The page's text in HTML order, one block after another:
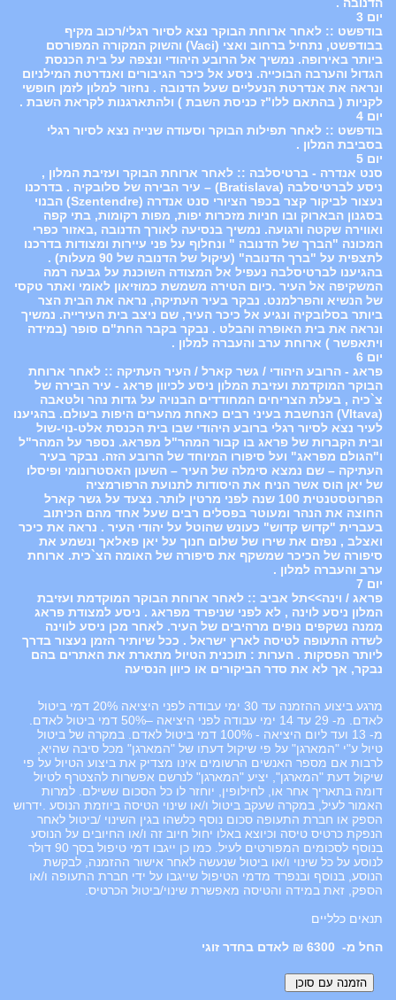
יום 3
בודפשט :: לאחר ארוחת הבוקר נצא לסיור רגלי/רכוב מקיף
בבודפשט, נתחיל ברחוב ואצי (Vaci) והשוק המקורה המפורסם
ביותר באירופה. נמשיך אל הרובע היהודי ונצפה על בית הכנסת
הגדול והערבה הבוכייה. ניסע אל כיכר הגיבורים ואנדרטת המילניום
ונראה את אנדרטת הנעליים שעל הדנובה . נחזור למלון לזמן חופשי
לקניות ( בהתאם ללו"ז כניסת השבת ) ולהתארגנות לקראת השבת .
יום 4
בודפשט :: לאחר תפילות הבוקר וסעודה שנייה נצא לסיור רגלי
בסביבת המלון .
יום 5
סנט אנדרה - ברטיסלבה :: לאחר ארוחת הבוקר ועזיבת המלון ,
ניסע לברטיסלבה (Bratislava) – עיר הבירה של סלובקיה . בדרכנו
נעצור לביקור קצר בכפר הציורי סנט אנדרה (Szentendre) הבנוי
בסגנון הבארוק ובו חניות מזכרות יפות, מפות רקומות, בתי קפה
ואווירה שקטה ורגועה. נמשיך בנסיעה לאורך הדנובה ,באזור כפרי
המכונה "הברך של הדנובה " ונחלוף על פני עיירות ומצודות בדרכנו
לתצפית על "ברך הדנובה" (עיקול של הדנובה של 90 מעלות) .
בהגיענו לברטיסלבה נעפיל אל המצודה השוכנת על גבעה רמה
המשקיפה אל העיר .כיום הטירה משמשת כמוזיאון לאומי ואתר טקסי
של הנשיא והפרלמנט. נבקר בעיר העתיקה, נראה את הבית הצר
ביותר בסלובקיה ונגיע אל כיכר העיר, שם ניצב בית העירייה. נמשיך
ונראה את בית האופרה והבלט . נבקר בקבר החת"ם סופר (במידה
ויתאפשר ) ארוחת ערב והעברה למלון .
יום 6
פראג - הרובע היהודי / גשר קארל / העיר העתיקה :: לאחר ארוחת
הבוקר המוקדמת ועזיבת המלון ניסע לכיוון פראג - עיר הבירה של
צ`כיה , בעלת הצריחים המחודדים הבנויה על גדות נהר ולטאבה
(Vltava) הנחשבת בעיני רבים כאחת מהערים היפות בעולם. בהגיענו
לעיר נצא לסיור רגלי ברובע היהודי שבו בית הכנסת אלט-נוי-שול
ובית הקברות של פראג בו קבור המהר"ל מפראג. נספר על המהר"ל
ו"הגולם מפראג" ועל סיפורו המיוחד של הרובע הזה. נבקר בעיר
העתיקה – שם נמצא סימלה של העיר – השעון האסטרונומי ופיסלו
של יאן הוס אשר הניח את היסודות לתנועת הרפורמציה
הפרוטסטנטית 100 שנה לפני מרטין לותר. נצעד על גשר קארל
החוצה את הנהר ומעוטר בפסלים רבים שעל אחד מהם הכיתוב
בעברית "קדוש קדוש" כעונש שהוטל על יהודי העיר . נראה את כיכר
ואצלב , נפזם את שירו של שלום חנוך על יאן פאלאך ונשמע את
סיפורה של הכיכר שמשקף את סיפורה של האומה הצ`כית. ארוחת
ערב והעברה למלון .
יום 7
פראג / וינה>>תל אביב :: לאחר ארוחת הבוקר המוקדמת ועזיבת
המלון ניסע לוינה , לא לפני שניפרד מפראג . ניסע למצודת פראג
ממנה נשקפים נופים מרהיבים של העיר. לאחר מכן ניסע לווינה
לשדה התעופה לטיסה לארץ ישראל . ככל שיותיר הזמן נעצור בדרך
ליותר הפסקות . הערות : תוכנית הטיול מתארת את האתרים בהם
נבקר, אך לא את סדר הביקורים או כיוון הנסיעה
מרגע ביצוע ההזמנה עד 30 ימי עבודה לפני היציאה 20% דמי ביטול
לאדם. מ- 29 עד 14 ימי עבודה לפני היציאה –50% דמי ביטול לאדם.
מ- 13 ועד ליום היציאה - 100% דמי ביטול לאדם. במקרה של ביטול
טיול ע"י "המארגן" על פי שיקול דעתו של "המארגן" מכל סיבה שהיא,
לרבות אם מספר האנשים הרשומים אינו מצדיק את ביצוע הטיול על פי
שיקול דעת "המארגן", יציע "המארגן" לנרשם אפשרות להצטרף לטיול
דומה בתאריך אחר או, לחילופין, יוחזר לו כל הסכום ששילם. למרות
האמור לעיל, במקרה שעקב ביטול ו/או שינוי הטיסה ביוזמת הנוסע .ידרוש
הספק או חברת התעופה סכום נוסף כלשהו בגין השינוי /ביטול לאחר
הנפקת כרטיס טיסה וכיוצא באלו יחול חיוב זה ו/או החיובים על הנוסע
בנוסף לסכומים המפורטים לעיל. כמו כן ייגבו דמי טיפול בסך 90 דולר
לנוסע על כל שינוי ו/או ביטול שנעשה לאחר אישור ההזמנה, לבקשת
הנוסע, בנוסף ובנפרד מדמי הטיפול שייגבו על ידי חברת התעופה ו/או
הספק, זאת במידה והטיסה מאפשרת שינוי/ביטול הכרטיס.
תנאים כלליים
6300 ₪ לאדם בחדר זוגי